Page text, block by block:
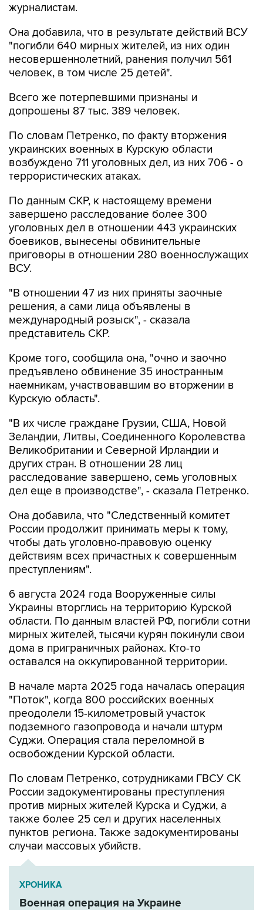
журналистам.
Она добавила, что в результате действий ВСУ
"погибли 640 мирных жителей, из них один
несовершеннолетний, ранения получил 561
человек, в том числе 25 детей".
Всего же потерпевшими признаны и
допрошены 87 тыс. 389 человек.
По словам Петренко, по факту вторжения
украинских военных в Курскую области
возбуждено 711 уголовных дел, из них 706 - о
террористических атаках.
По данным СКР, к настоящему времени
завершено расследование более 300
уголовных дел в отношении 443 украинских
боевиков, вынесены обвинительные
приговоры в отношении 280 военнослужащих
ВСУ.
"В отношении 47 из них приняты заочные
решения, а сами лица объявлены в
международный розыск", - сказала
представитель СКР.
Кроме того, сообщила она, "очно и заочно
предъявлено обвинение 35 иностранным
наемникам, участвовавшим во вторжении в
Курскую область".
"В их числе граждане Грузии, США, Новой
Зеландии, Литвы, Соединенного Королевства
Великобритании и Северной Ирландии и
других стран. В отношении 28 лиц
расследование завершено, семь уголовных
дел еще в производстве", - сказала Петренко.
Она добавила, что "Cледственный комитет
России продолжит принимать меры к тому,
чтобы дать уголовно-правовую оценку
действиям всех причастных к совершенным
преступлениям".
6 августа 2024 года Вооруженные силы
Украины вторглись на территорию Курской
области. По данным властей РФ, погибли сотни
мирных жителей, тысячи курян покинули свои
дома в приграничных районах. Кто-то
оставался на оккупированной территории.
В начале марта 2025 года началась операция
"Поток", когда 800 российских военных
преодолели 15-километровый участок
подземного газопровода и начали штурм
Суджи. Операция стала переломной в
освобождении Курской области.
По словам Петренко, сотрудниками ГВСУ СК
России задокументированы преступления
против мирных жителей Курска и Суджи, а
также более 25 сел и других населенных
пунктов региона. Также задокументированы
случаи массовых убийств.
ХРОНИКА
Военная операция на Украине